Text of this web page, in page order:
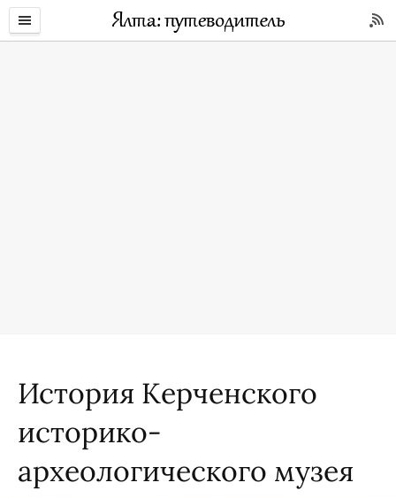
История Керченского
историко-
археологического музея